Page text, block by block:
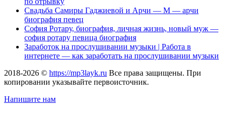
Свадьба Самиры Гаджиевой и Арчи — М — арчи
биография певец
София Ротару, биография, личная жизнь, новый муж —
софия ротару певица биография
Заработок на прослушивании музыки | Работа в
интернете — как заработать на прослушивании музыки
2018-2026 © https://mp3layk.ru Все права защищены. При
копировании указывайте первоисточник.
Напишите нам